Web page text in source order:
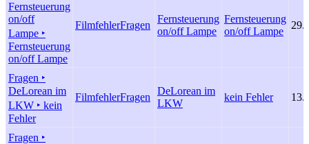
Fernsteuerung
on/off
Lampe ‣
Fernsteuerung
on/off Lampe
FilmfehlerFragen
Fernsteuerung
on/off Lampe
Fernsteuerung
on/off Lampe
Fragen ‣
DeLorean im
LKW ‣ kein
Fehler
FilmfehlerFragen
DeLorean im
LKW
kein Fehler
Fragen ‣